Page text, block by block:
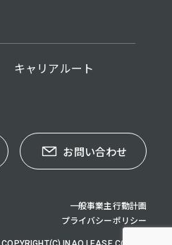
キャリアルート
お問い合わせ
一般事業主行動計画
プライバシーポリシー